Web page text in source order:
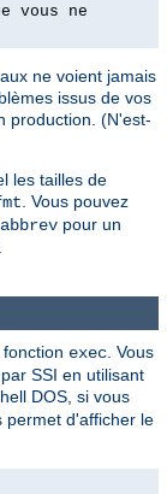
vous ne
ne voient jamais
issus de vos
production. (N'est-
les tailles de
. Vous pouvez
abbrev pour un
exec. Vous
SSI en utilisant
DOS, si vous
permet d'afficher le